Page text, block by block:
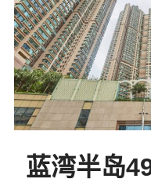
蓝湾半岛